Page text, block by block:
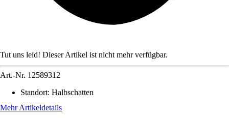
Tut uns leid! Dieser Artikel ist nicht mehr verfügbar.
Art.-Nr. 12589312
Standort: Halbschatten
Mehr Artikeldetails